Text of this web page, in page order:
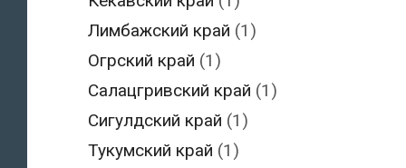
Лимбажский край (1)
Огрский край (1)
Салацгривский край (1)
Сигулдский край (1)
Тукумский край (1)